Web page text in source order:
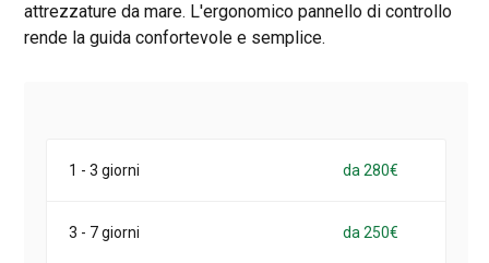
attrezzature da mare. L'ergonomico pannello di controllo
rende la guida confortevole e semplice.
1 - 3 giorni da 280€
3 - 7 giorni da 250€